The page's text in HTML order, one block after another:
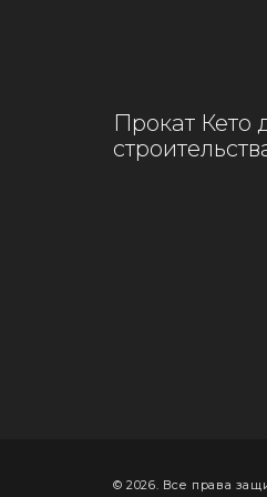
Прокат Кето
© 2026. Все права